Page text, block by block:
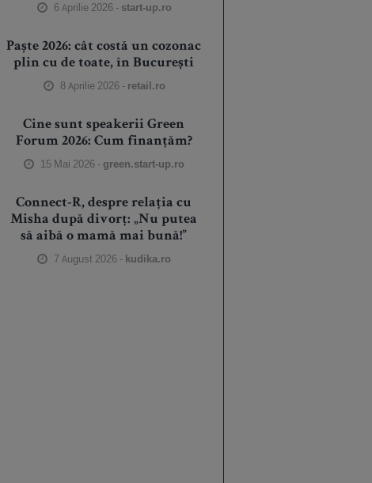
6 Aprilie 2026 - start-up.ro
Paște 2026: cât costă un cozonac
plin cu de toate, în București
8 Aprilie 2026 - retail.ro
Cine sunt speakerii Green
Forum 2026: Cum finanțăm?
15 Mai 2026 - green.start-up.ro
Connect-R, despre relația cu
Misha după divorț: „Nu putea
să aibă o mamă mai bună!”
7 August 2026 - kudika.ro